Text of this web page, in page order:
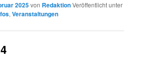
2025von RedaktionVeröffentlicht unter
,Veranstaltungen